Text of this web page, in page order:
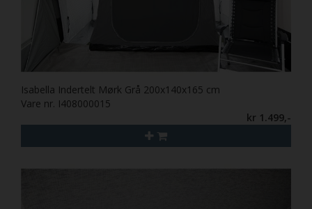
Isabella Indertelt Mørk Grå 200x140x165 cm
Vare nr. I408000015
kr 1.499,-